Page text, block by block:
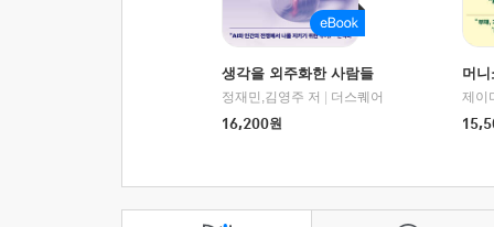
생각을 외주화한 사람들
정재민,김영주 저
더스퀘어
16,200원
머